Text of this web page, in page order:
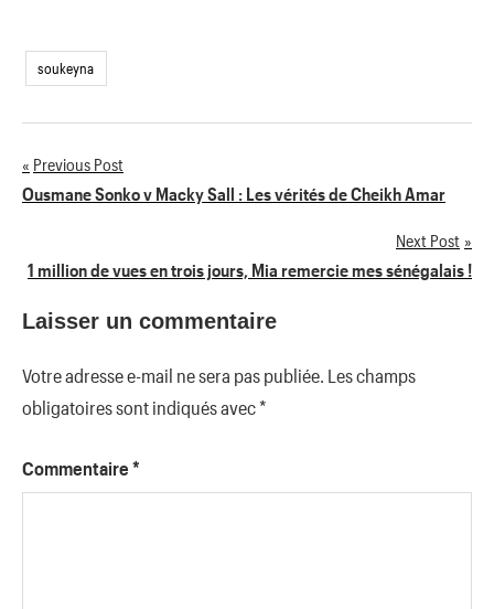
soukeyna
Navigation
l’article
Previous Post
Ousmane Sonko v Macky Sall : Les vérités de Cheikh Amar
Next Post
1 million de vues en trois jours, Mia remercie mes sénégalais !
Laisser un commentaire
Votre adresse e-mail ne sera pas publiée. Les champs
obligatoires sont indiqués avec*
Commentaire *